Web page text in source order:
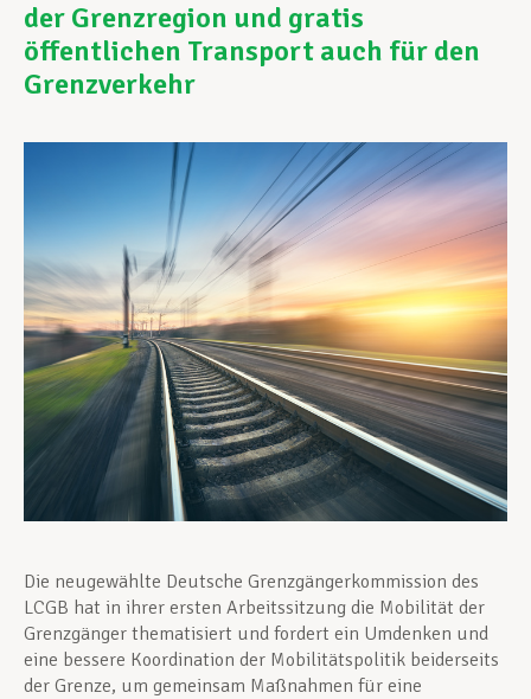
Assistance en vie privée
Développement professionnel
Devenir Membre
Actualités
der Grenzregion und gratis
öffentlichen Transport auch für den
Grenzverkehr
Die neugewählte Deutsche Grenzgängerkommission des
LCGB hat in ihrer ersten Arbeitssitzung die Mobilität der
Grenzgänger thematisiert und fordert ein Umdenken und
eine bessere Koordination der Mobilitätspolitik beiderseits
der Grenze, um gemeinsam Maßnahmen für eine